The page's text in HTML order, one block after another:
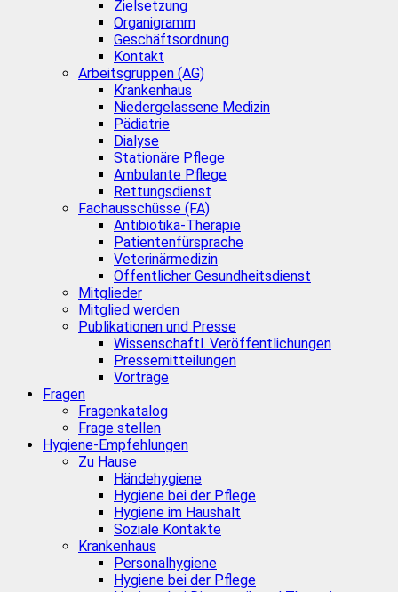
Zielsetzung
Organigramm
Geschäftsordnung
Kontakt
Arbeitsgruppen (AG)
Krankenhaus
Niedergelassene Medizin
Pädiatrie
Dialyse
Stationäre Pflege
Ambulante Pflege
Rettungsdienst
Fachausschüsse (FA)
Antibiotika-Therapie
Patientenfürsprache
Veterinärmedizin
Öffentlicher Gesundheitsdienst
Mitglieder
Mitglied werden
Publikationen und Presse
Wissenschaftl. Veröffentlichungen
Pressemitteilungen
Vorträge
Fragen
Fragenkatalog
Frage stellen
Hygiene-Empfehlungen
Zu Hause
Händehygiene
Hygiene bei der Pflege
Hygiene im Haushalt
Soziale Kontakte
Krankenhaus
Personalhygiene
Hygiene bei der Pflege